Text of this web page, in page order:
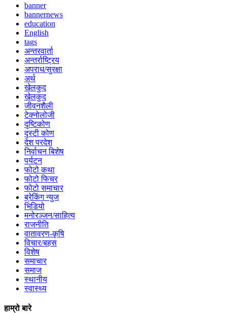
banner
bannernews
education
English
tags
अन्तरवार्ता
अन्तर्राष्ट्रिय
अपराध/सुरक्षा
अर्थ
खेलकुद
खेलकुद
जीवनशैली
टेक्नोलोजी
दृष्टिकोण
दृस्टी कोण
देश परदेश
निर्वाचन बिशेष
पर्यटन
फोटो कथा
फोटो फिचर
फोटो समाचार
ब्रेकिंग न्युज
भिडियो
मनोरञ्जन/साहित्य
राजनीति
वातावरण-कृषि
विचार/बहस
विशेष
समाचार
समाज
स्थानीय
स्वास्थ्य
हाम्रो बारे